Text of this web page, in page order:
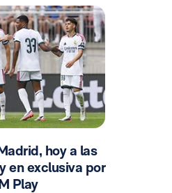
hoy a las
en exclusiva por
Play